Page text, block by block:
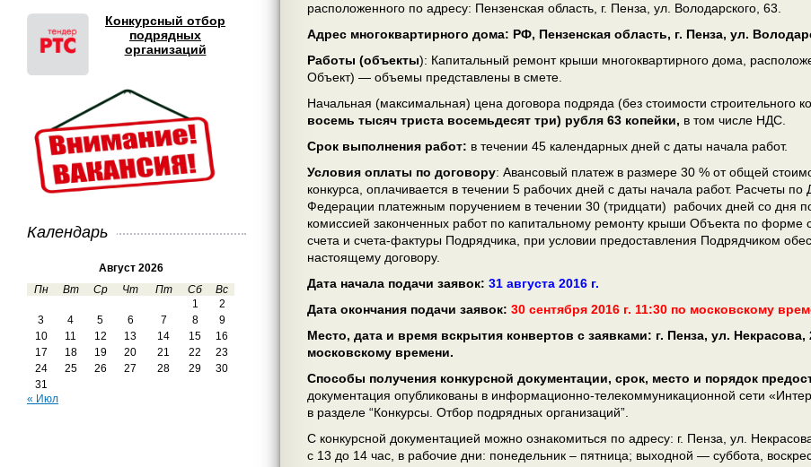
Конкурсный отбор
подрядных
организаций
Календарь
Август 2026
Пн
Вт Ср Чт Пт Сб
Вс
1
2
3
4 5 6 7 8
9
10
11 12 13 14 15
16
17
18 19 20 21 22
23
24
25 26 27 28 29
30
31
« Июл
расположенного по адресу: Пензенская область, г. Пенза, ул. Володарского, 63.
Адрес многоквартирного дома: РФ, Пензенская область, г. Пенза, ул.
Работы (объекты): Капитальный ремонт крыши многоквартирного дома,
Объект) — объемы представлены в смете.
Начальная (максимальная) цена договора подряда (без стоимости строительного
восемь тысяч триста восемьдесят три) рубля 63 копейки, в том числе НДС.
Срок выполнения работ: в течении 45 календарных дней с даты начала работ.
Условия оплаты по договору: Авансовый платеж в размере 30 % от общей
конкурса, оплачивается в течении 5 рабочих дней с даты начала работ. Расчеты по
Федерации платежным поручением в течении 30 (тридцати) рабочих дней со дня
комиссией законченных работ по капитальному ремонту крыши Объекта по
счета и счета-фактуры Подрядчика, при условии предоставления Подрядчиком
настоящему договору.
Дата начала подачи заявок: 31 августа 2016 г.
Дата окончания подачи заявок:30 сентября 2016 г. 11:30 по московскому
Место, дата и время вскрытия конвертов с заявками: г. Пенза, ул. Некрасова,
московскому времени.
Способы получения конкурсной документации, срок, место и порядок
документация опубликованы в информационно-телекоммуникационной сети
в разделе “Конкурсы. Отбор подрядных организаций”.
С конкурсной документацией можно ознакомиться по адресу: г. Пенза, ул.
с 13 до 14 час, в рабочие дни: понедельник – пятница; выходной — суббота,